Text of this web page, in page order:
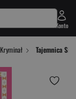
Konto
Kryminał Tajemnica